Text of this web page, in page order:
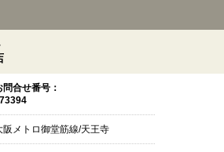
問合せ番号：
阪メトロ御堂筋線/天王寺